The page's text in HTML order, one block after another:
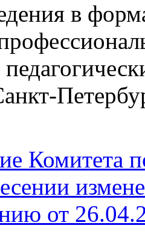
в
Комитета
от